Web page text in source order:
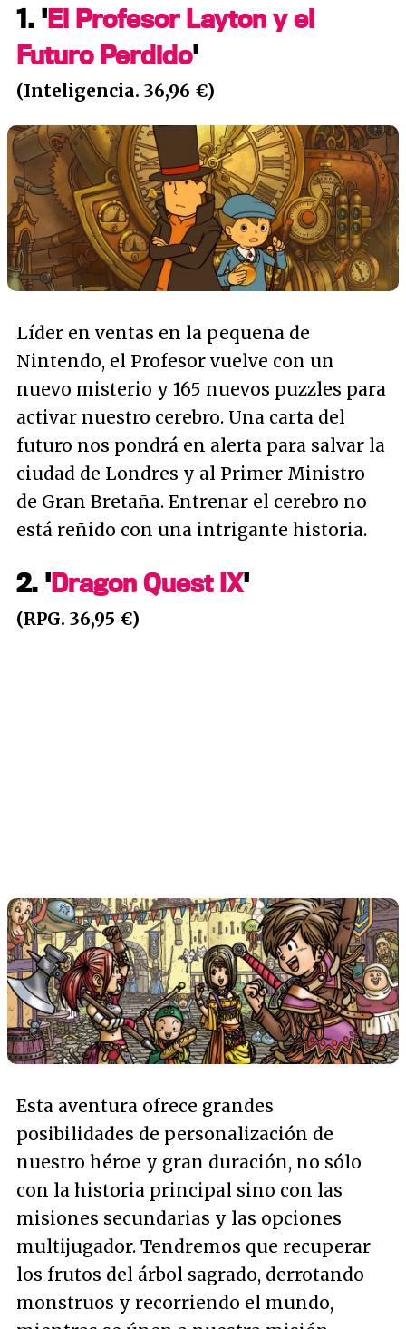
1. 'El Profesor Layton y el
Futuro Perdido'
(Inteligencia. 36,96 €)
Líder en ventas en la pequeña de
Nintendo, el Profesor vuelve con un
nuevo misterio y 165 nuevos puzzles para
activar nuestro cerebro. Una carta del
futuro nos pondrá en alerta para salvar la
ciudad de Londres y al Primer Ministro
de Gran Bretaña. Entrenar el cerebro no
está reñido con una intrigante historia.
2. 'Dragon Quest IX'
(RPG. 36,95 €)
Esta aventura ofrece grandes
posibilidades de personalización de
nuestro héroe y gran duración, no sólo
con la historia principal sino con las
misiones secundarias y las opciones
multijugador. Tendremos que recuperar
los frutos del árbol sagrado, derrotando
monstruos y recorriendo el mundo,